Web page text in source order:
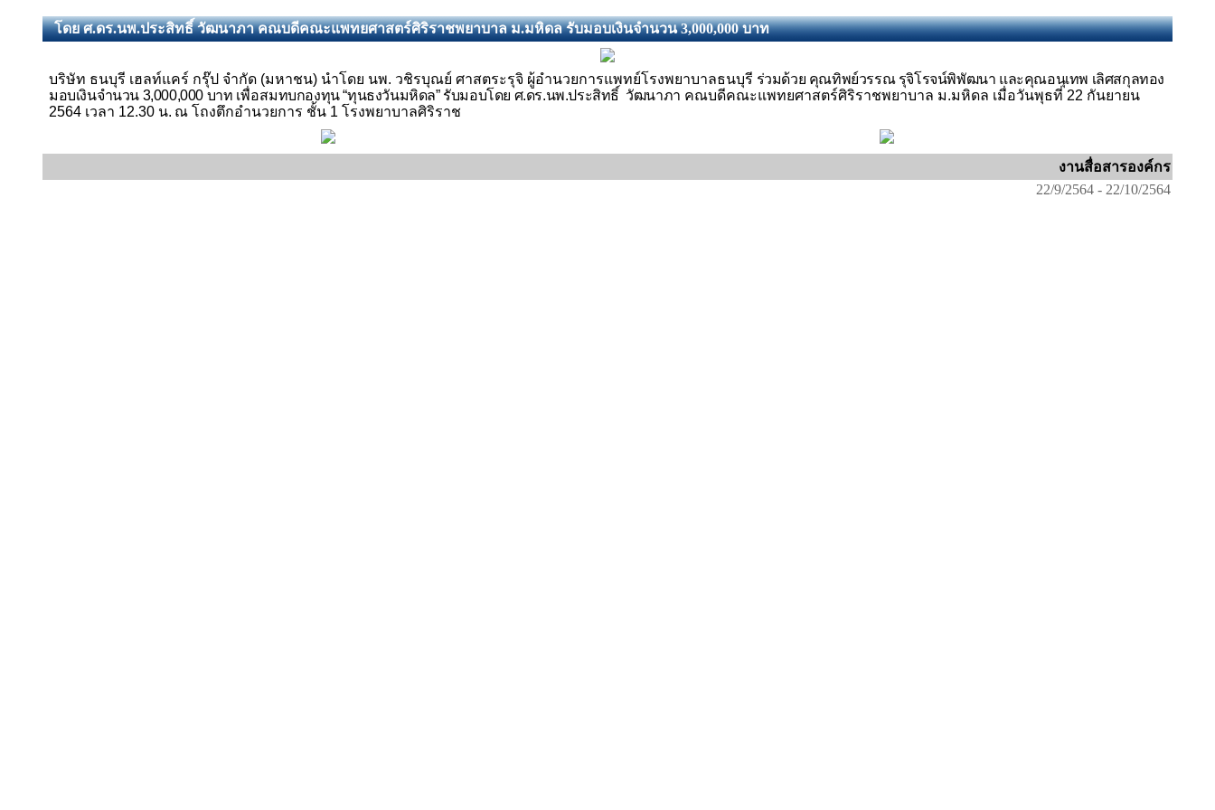
โดย ศ.ดร.นพ.ประสิทธิ์ วัฒนาภา คณบดีคณะแพทยศาสตร์ศิริราชพยาบาล ม.มหิดล รับมอบเงินจำนวน 3,000,000 บาท
บริษัท ธนบุรี เฮลท์แคร์ กรุ๊ป จำกัด (มหาชน) นำโดย นพ. วชิรบุณย์ ศาสตระรุจิ ผู้อำนวยการแพทย์โรงพยาบาลธนบุรี ร่วมด้วย คุณทิพย์วรรณ รุจิโรจน์พิพัฒนา และคุณอนุเทพ เลิศสกุลทอง
มอบเงินจำนวน 3,000,000 บาท เพื่อสมทบกองทุน“ทุนธงวันมหิดล” รับมอบโดย ศ.ดร.นพ.ประสิทธิ์ วัฒนาภา คณบดีคณะแพทยศาสตร์ศิริราชพยาบาล ม.มหิดล เมื่อวันพุธที่ 22 กันยายน
2564 เวลา 12.30 น. ณ โถงตึกอำนวยการ ชั้น 1 โรงพยาบาลศิริราช
งานสื่อสารองค์กร
22/9/2564 - 22/10/2564